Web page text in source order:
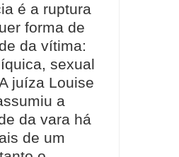
é a ruptura
forma de
da vítima:
sexual
juíza Louise
a
da vara há
de um